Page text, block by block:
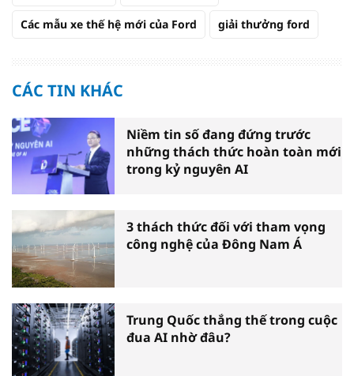
Các mẫu xe thế hệ mới của Ford giải thưởng ford
CÁC TIN KHÁC
Niềm tin số đang đứng trước
những thách thức hoàn toàn mới
trong kỷ nguyên AI
3 thách thức đối với tham vọng
công nghệ của Đông Nam Á
Trung Quốc thắng thế trong cuộc
đua AI nhờ đâu?